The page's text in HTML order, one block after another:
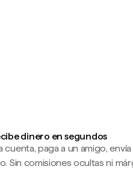
dinero en segundos
cuenta, paga a un amigo,
Sin comisiones ocultas ni